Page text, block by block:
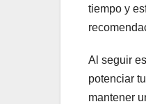
tiempo y
Al seguir
potenciar
mantener